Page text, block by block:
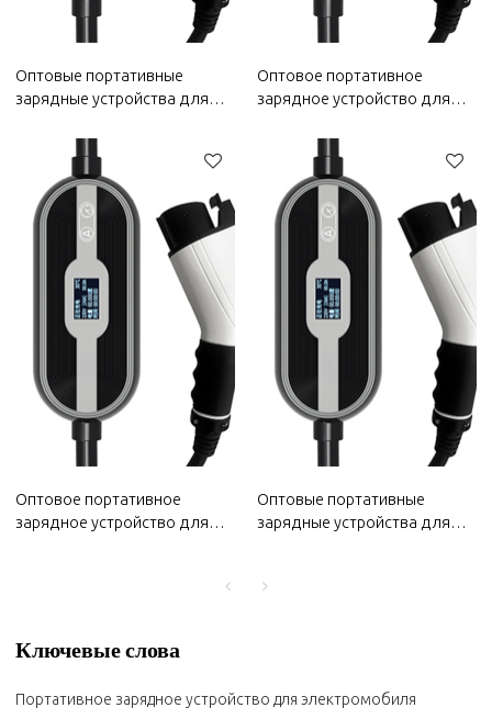
Оптовые портативные
зарядные устройства для
портативные, безопасные и
надежные | Автозапчасти
для кузовов Bestune
Оптовое портативное
зарядное устройство для
портативное, безопасное и
надежное | Автозапчасти
для кузова WuLing
Оптовое портативное
зарядное устройство для
Оптовые портативные
зарядные устройства для
портативные, безопасные и
Ключевые слова
Портативное зарядное устройство для электромобиля